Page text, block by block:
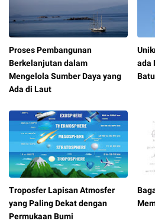
Proses Pembangunan
Berkelanjutan dalam
Mengelola Sumber Daya yang
Ada di Laut
ada
Troposfer Lapisan Atmosfer
yang Paling Dekat dengan
Permukaan Bumi